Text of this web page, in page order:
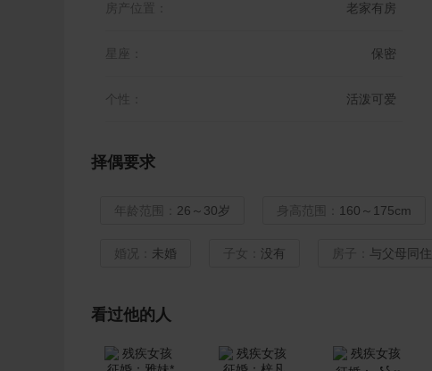
房产位置： 老家有房
星座： 保密
个性： 活泼可爱
择偶要求
年龄范围： 26～30岁 身高范围： 160～175cm
婚况： 未婚 子女： 没有 房子： 与父母同住
看过他的人